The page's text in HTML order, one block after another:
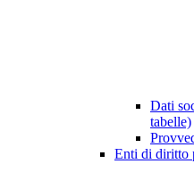
Dati
tabelle)
Enti di diritto